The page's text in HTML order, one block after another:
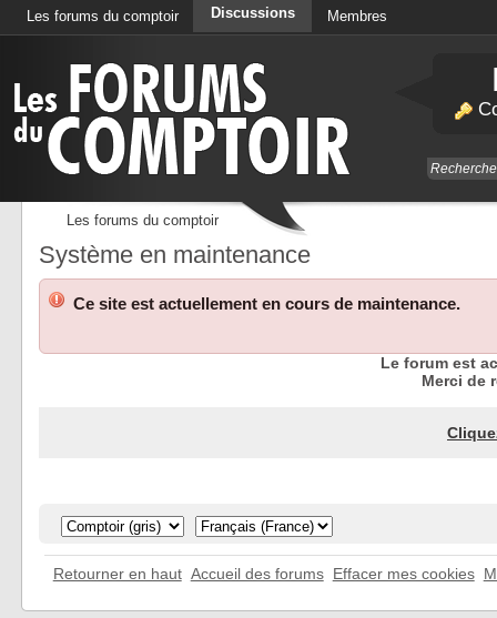
Les forums du comptoir Discussions Membres
Les forums du comptoir
Système en maintenance
Ce site est actuellement en cours de maintenance.
Le forum est
Merci de
Retourner en haut Accueil des forums Effacer mes cookies